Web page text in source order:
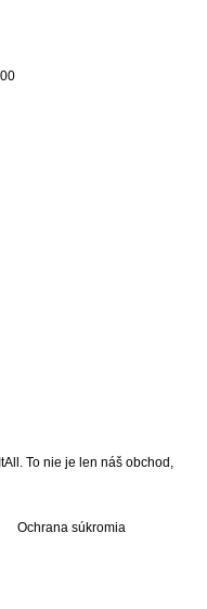
To nie je len náš obchod,
Ochrana súkromia